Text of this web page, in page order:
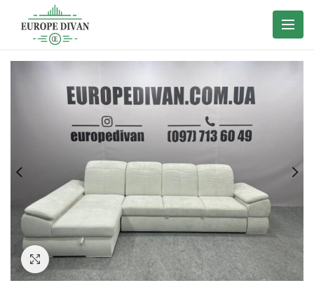
Нажмите для увеличения